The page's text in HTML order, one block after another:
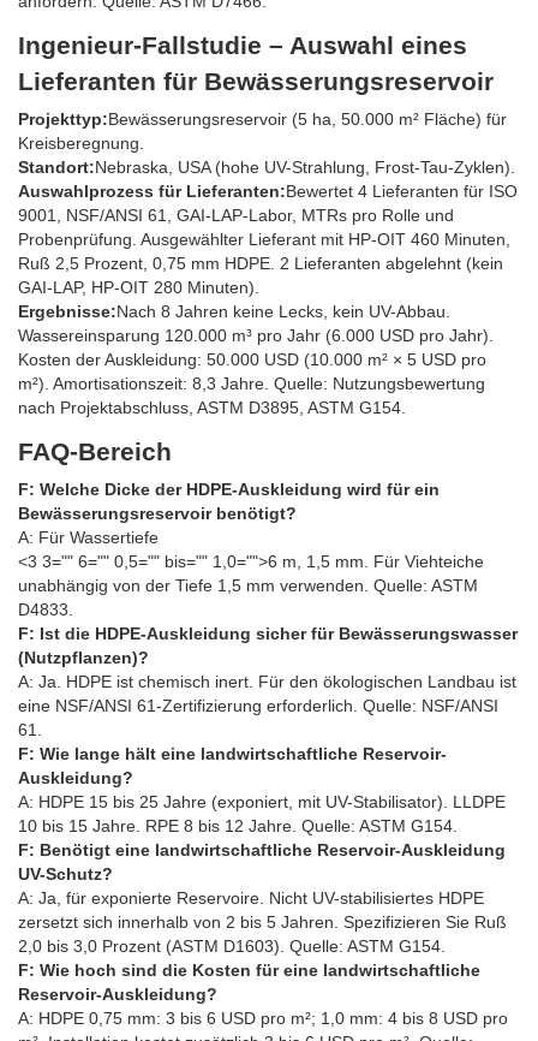
Ingenieur-Fallstudie – Auswahl eines
Lieferanten für Bewässerungsreservoir
Projekttyp:Bewässerungsreservoir (5 ha, 50.000 m² Fläche) für
Kreisberegnung.
Standort:Nebraska, USA (hohe UV-Strahlung, Frost-Tau-Zyklen).
Auswahlprozess für Lieferanten:Bewertet 4 Lieferanten für ISO
9001, NSF/ANSI 61, GAI-LAP-Labor, MTRs pro Rolle und
Probenprüfung. Ausgewählter Lieferant mit HP-OIT 460 Minuten,
Ruß 2,5 Prozent, 0,75 mm HDPE. 2 Lieferanten abgelehnt (kein
GAI-LAP, HP-OIT 280 Minuten).
Ergebnisse:Nach 8 Jahren keine Lecks, kein UV-Abbau.
Wassereinsparung 120.000 m³ pro Jahr (6.000 USD pro Jahr).
Kosten der Auskleidung: 50.000 USD (10.000 m² × 5 USD pro
m²). Amortisationszeit: 8,3 Jahre. Quelle: Nutzungsbewertung
nach Projektabschluss, ASTM D3895, ASTM G154.
FAQ-Bereich
F: Welche Dicke der HDPE-Auskleidung wird für ein
Bewässerungsreservoir benötigt?
A: Für Wassertiefe
<3 3="" 6="" 0,5="" bis="" 1,0="">6 m, 1,5 mm. Für Viehteiche
unabhängig von der Tiefe 1,5 mm verwenden. Quelle: ASTM
D4833.
F: Ist die HDPE-Auskleidung sicher für Bewässerungswasser
(Nutzpflanzen)?
A: Ja. HDPE ist chemisch inert. Für den ökologischen Landbau ist
eine NSF/ANSI 61-Zertifizierung erforderlich. Quelle: NSF/ANSI
61.
F: Wie lange hält eine landwirtschaftliche Reservoir-
Auskleidung?
A: HDPE 15 bis 25 Jahre (exponiert, mit UV-Stabilisator). LLDPE
10 bis 15 Jahre. RPE 8 bis 12 Jahre. Quelle: ASTM G154.
F: Benötigt eine landwirtschaftliche Reservoir-Auskleidung
UV-Schutz?
A: Ja, für exponierte Reservoire. Nicht UV-stabilisiertes HDPE
zersetzt sich innerhalb von 2 bis 5 Jahren. Spezifizieren Sie Ruß
2,0 bis 3,0 Prozent (ASTM D1603). Quelle: ASTM G154.
F: Wie hoch sind die Kosten für eine landwirtschaftliche
Reservoir-Auskleidung?
A: HDPE 0,75 mm: 3 bis 6 USD pro m²; 1,0 mm: 4 bis 8 USD pro